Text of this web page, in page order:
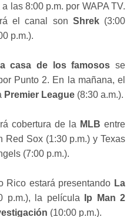
las 8:00 p.m. por WAPA TV.
el canal son Shrek(3:00
p.m.).
casa de los famosos se
Punto 2. En la mañana, el
Premier League (8:30 a.m.).
cobertura de la MLB entre
Red Sox (1:30 p.m.) y Texas
(7:00 p.m.).
Rico estará presentando La
p.m.), la película
Ip Man 2
(10:00 p.m.).